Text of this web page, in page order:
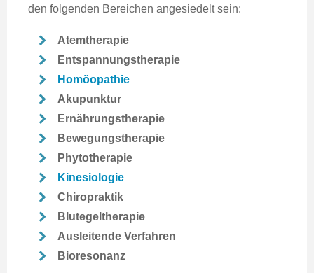
den folgenden Bereichen angesiedelt sein:
Atemtherapie
Entspannungstherapie
Homöopathie
Akupunktur
Ernährungstherapie
Bewegungstherapie
Phytotherapie
Kinesiologie
Chiropraktik
Blutegeltherapie
Ausleitende Verfahren
Bioresonanz